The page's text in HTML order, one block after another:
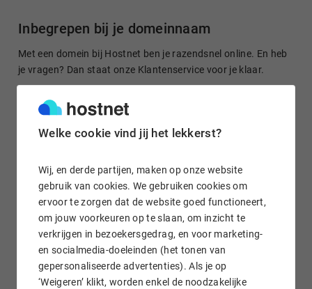
Welke cookie vind jij het lekkerst?
Wij, en derde partijen, maken op onze website
gebruik van cookies. We gebruiken cookies om
ervoor te zorgen dat de website goed functioneert,
om jouw voorkeuren op te slaan, om inzicht te
verkrijgen in bezoekersgedrag, en voor marketing-
en socialmedia-doeleinden (het tonen van
gepersonaliseerde advertenties). Als je op
‘Weigeren’ klikt, worden enkel de noodzakelijke
Inbegrepen bij je domeinnaam
Met een domein bij Hostnet ben je razendsnel online. En heb
je vragen? Dan staat onze Klantenservice voor je klaar.
Gratis domein doorsturen
Stuur je domeinnaam kosteloos door naar een site of je
socialmedia-profiel. Het is in enkele klikken geregeld.
Gratis e-mail doorsturen